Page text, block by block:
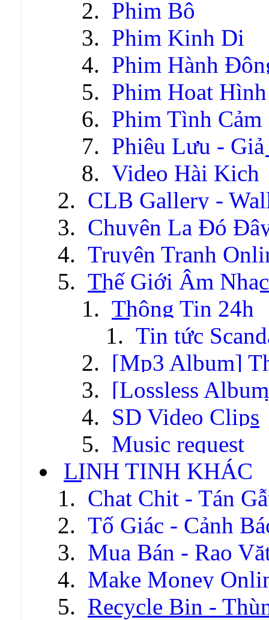
Phim Bộ
Phim Kinh Dị
Phim Hành
Phim Hoạt Hình
Phim Tình Cảm
Phiêu Lưu -
Video Hài Kịch
CLB Gallery -
Chuyện Lạ Đó
Truyện Tranh
Thế Giới Âm Nhạc
Thông Tin 24h
Tin tức
[Mp3 Album]
[Lossless
SD Video Clips
Music request
LINH TINH KHÁC
Chat Chit - Tán
Tố Giác - Cảnh
Mua Bán - Rao
Make Money
Recycle Bin -